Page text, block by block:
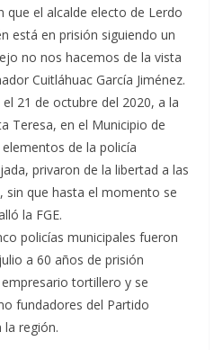
que el alcalde electo de Lerdo
está en prisión siguiendo un
no nos hacemos de la vista
Cuitláhuac García Jiménez.
21 de octubre del 2020, a la
Teresa, en el Municipio de
de la policía
privaron de la libertad a las
sin que hasta el momento se
la FGE.
policías municipales fueron
a 60 años de prisión
tortillero y se
fundadores del Partido
la región.